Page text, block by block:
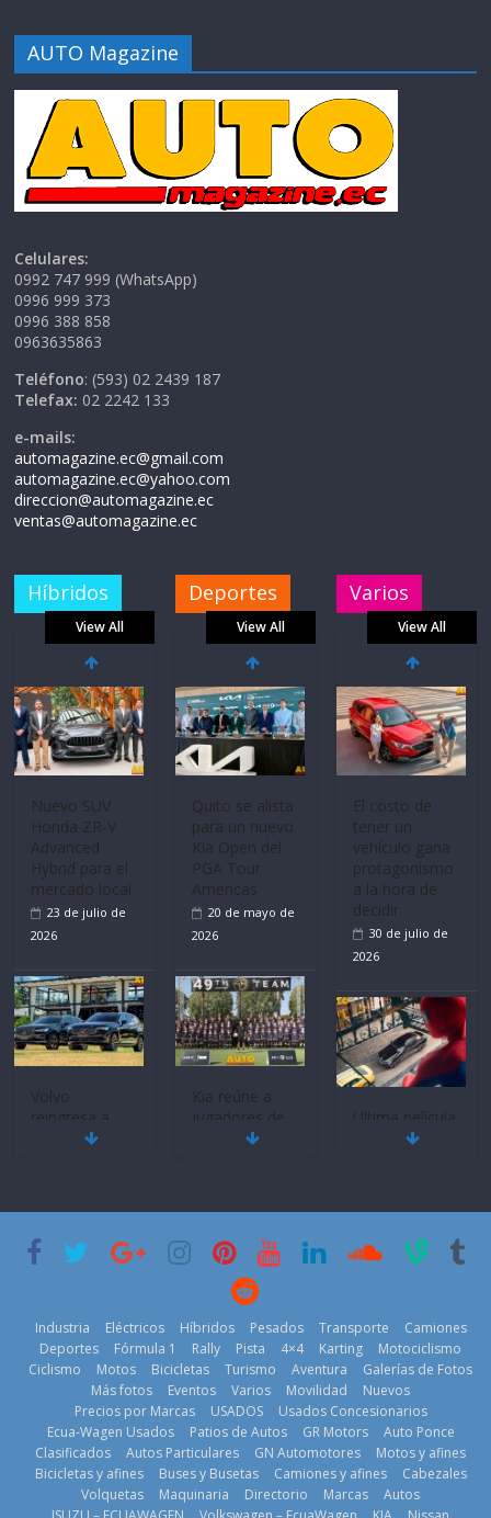
AUTO Magazine
Celulares:
0992 747 999 (WhatsApp)
0996 999 373
0996 388 858
0963635863
Teléfono: (593) 02 2439 187
Telefax: 02 2242 133
e-mails:
automagazine.ec@gmail.com
automagazine.ec@yahoo.com
direccion@automagazine.ec
ventas@automagazine.ec
Híbridos
View All
Nuevo SUV
Honda ZR-V
Advanced
Hybrid para el
mercado local
23 de julio de
2026
Volvo
reingresa a
Ecuador de la
18 de julio de
2026
Mercado
automotor
ecuatoriano
creció un 28%
en julio de
Deportes
View All
Quito se alista
para un nuevo
Kia Open del
PGA Tour
Americas
20 de mayo de
2026
Kia reúne a
jugadores de
fútbol de todo
2026
La Vuelta al
Ecuador 2026,
edición 47ª,
recorre 7
provincias en 8
días
Varios
View All
El costo de
tener un
vehículo gana
protagonismo
a la hora de
decidir
30 de julio de
2026
Ultima película
‘Spider‑Man:
29 de julio de
¿Qué puede
pasar con tu
vehículo si
permanece
varios días sin
Industria Eléctricos Híbridos Pesados Transporte
Camiones
Deportes
Fórmula 1 Rally Pista 4×4 Karting
Motociclismo
Ciclismo
Motos Bicicletas Turismo Aventura
Galerías de Fotos
Más fotos
Eventos Varios Movilidad
Nuevos
Precios por Marcas
USADOS
Usados Concesionarios
Ecua-Wagen Usados
Patios de Autos GR Motors
Auto Ponce
Clasificados
Autos Particulares GN Automotores
Motos y afines
Bicicletas y afines
Buses y Busetas Camiones y afines
Cabezales
Volquetas
Maquinaria Directorio Marcas
Autos